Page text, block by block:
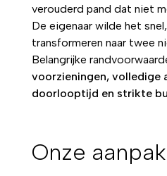
verouderd pand dat niet
De eigenaar wilde het
transformeren naar twee
Belangrijke
voorzieningen, volledige
doorlooptijd en strikte
Onze aanpak